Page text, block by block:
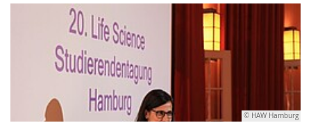
© HAW Hamburg